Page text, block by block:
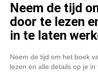
Neem de tijd
door te lezen
in te laten
Neem de tijd om het boek
lezen en alle details op je